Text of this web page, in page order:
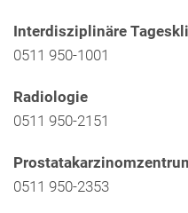
Interdisziplinäre
0511 950-1001
Radiologie
0511 950-2151
0511 950-2353